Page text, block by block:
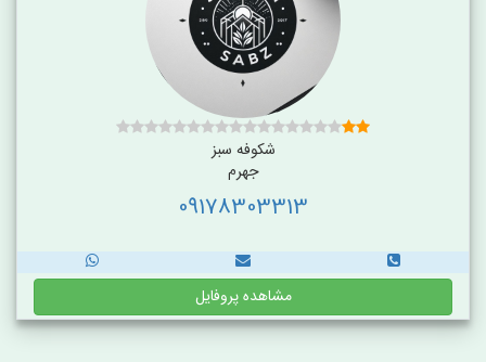
شکوفه سبز
جهرم
09178303313
مشاهده پروفایل